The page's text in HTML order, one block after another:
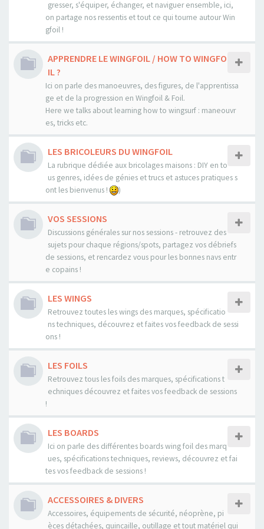
gresser, s'équiper, échanger, et naviguer ensemble, ici,
on partage nos ressentis et tout ce qui tourne autour Win
gfoil !
APPRENDRE LE WINGFOIL / HOW TO WINGFO
IL ?
Ici on parle des manoeuvres, des figures, de l'apprentissa
ge et de la progression en Wingfoil & Foil.
Here we talks about learning how to wingsurf : maneouvr
es, tricks etc.
LES BRICOLEURS DU WINGFOIL
La rubrique dédiée aux bricolages maisons : DIY en to
us genres, idées de génies et trucs et astuces pratiques s
ont les bienvenus !
)
VOS SESSIONS
Discussions générales sur nos sessions - retrouvez des
sujets pour chaque régions/spots, partagez vos débriefs
de sessions, et rencardez vous pour les bonnes navs entr
e copains !
LES WINGS
Retrouvez toutes les wings des marques, spécificatio
ns techniques, découvrez et faites vos feedback de sessi
ons !
LES FOILS
Retrouvez tous les foils des marques, spécifications t
echniques découvrez et faites vos feedback de sessions
!
LES BOARDS
Ici on parle des différentes boards wing foil des marq
ues, spécifications techniques, reviews, découvrez et fai
tes vos feedback de sessions !
ACCESSOIRES & DIVERS
Accessoires, équipements de sécurité, néoprène, pi
èces détachées, quincaille, outillage et tout matériel qui